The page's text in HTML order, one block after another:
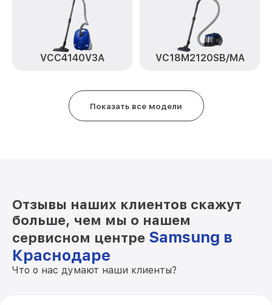
VCC4140V3A VC18M2120SB/MA
Показать все модели
Отзывы наших клиентов скажут
больше, чем мы о нашем
сервисном центре Samsung в
Краснодаре
Что о нас думают наши клиенты?